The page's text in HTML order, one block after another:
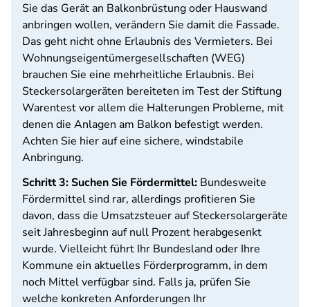
Sie das Gerät an Balkonbrüstung oder Hauswand
anbringen wollen, verändern Sie damit die Fassade.
Das geht nicht ohne Erlaubnis des Vermieters. Bei
Wohnungseigentümergesellschaften (WEG)
brauchen Sie eine mehrheitliche Erlaubnis. Bei
Steckersolargeräten bereiteten im Test der Stiftung
Warentest vor allem die Halterungen Probleme, mit
denen die Anlagen am Balkon befestigt werden.
Achten Sie hier auf eine sichere, windstabile
Anbringung.
Schritt 3: Suchen Sie Fördermittel: Bundesweite
Fördermittel sind rar, allerdings profitieren Sie
davon, dass die Umsatzsteuer auf Steckersolargeräte
seit Jahresbeginn auf null Prozent herabgesenkt
wurde. Vielleicht führt Ihr Bundesland oder Ihre
Kommune ein aktuelles Förderprogramm, in dem
noch Mittel verfügbar sind. Falls ja, prüfen Sie
welche konkreten Anforderungen Ihr